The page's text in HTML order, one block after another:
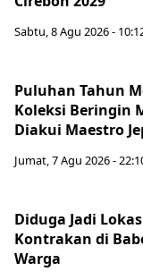
Sabtu, 8 Agu 2026 -
Puluhan Tahun
Koleksi Beringin
Diakui Maestro
Jumat, 7 Agu 2026 -
Diduga Jadi
Kontrakan di
Warga